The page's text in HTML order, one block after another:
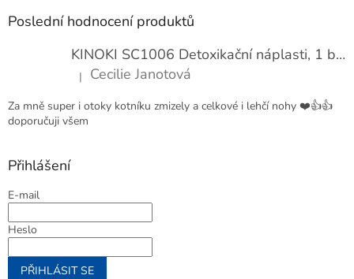
Poslední hodnocení produktů
KINOKI SC1006 Detoxikační náplasti, 1 balení - 10 ks
Hodnocení produktu je 4 z 5 hvězdiček.
| Cecilie Janotová
Za mně super i otoky kotníku zmizely a celkové i lehčí nohy ❤️👍👍
doporučuji všem
Přihlášení
E-mail
Heslo
PŘIHLÁSIT SE